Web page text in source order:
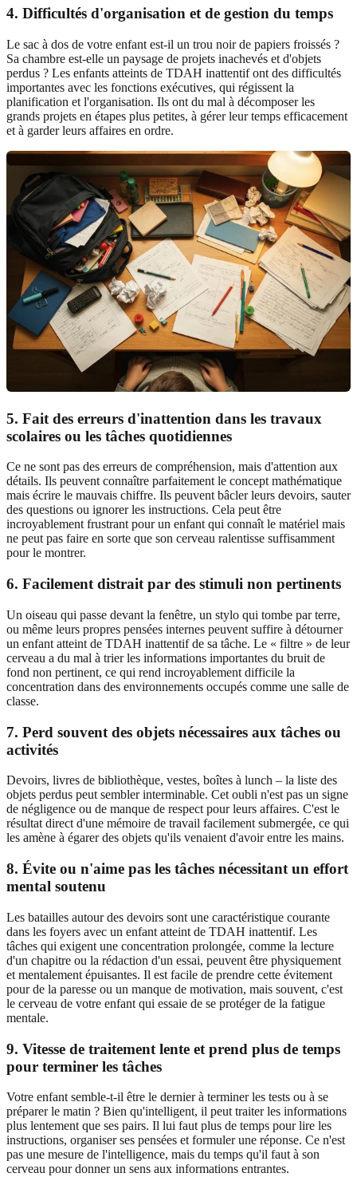
4. Difficultés d'organisation et de gestion du temps
Le sac à dos de votre enfant est-il un trou noir de papiers froissés ?
Sa chambre est-elle un paysage de projets inachevés et d'objets
perdus ? Les enfants atteints de TDAH inattentif ont des difficultés
importantes avec les fonctions exécutives, qui régissent la
planification et l'organisation. Ils ont du mal à décomposer les
grands projets en étapes plus petites, à gérer leur temps efficacement
et à garder leurs affaires en ordre.
5. Fait des erreurs d'inattention dans les travaux
scolaires ou les tâches quotidiennes
Ce ne sont pas des erreurs de compréhension, mais d'attention aux
détails. Ils peuvent connaître parfaitement le concept mathématique
mais écrire le mauvais chiffre. Ils peuvent bâcler leurs devoirs, sauter
des questions ou ignorer les instructions. Cela peut être
incroyablement frustrant pour un enfant qui connaît le matériel mais
ne peut pas faire en sorte que son cerveau ralentisse suffisamment
pour le montrer.
6. Facilement distrait par des stimuli non pertinents
Un oiseau qui passe devant la fenêtre, un stylo qui tombe par terre,
ou même leurs propres pensées internes peuvent suffire à détourner
un enfant atteint de TDAH inattentif de sa tâche. Le « filtre » de leur
cerveau a du mal à trier les informations importantes du bruit de
fond non pertinent, ce qui rend incroyablement difficile la
concentration dans des environnements occupés comme une salle de
classe.
7. Perd souvent des objets nécessaires aux tâches ou
activités
Devoirs, livres de bibliothèque, vestes, boîtes à lunch – la liste des
objets perdus peut sembler interminable. Cet oubli n'est pas un signe
de négligence ou de manque de respect pour leurs affaires. C'est le
résultat direct d'une mémoire de travail facilement submergée, ce qui
les amène à égarer des objets qu'ils venaient d'avoir entre les mains.
8. Évite ou n'aime pas les tâches nécessitant un effort
mental soutenu
Les batailles autour des devoirs sont une caractéristique courante
dans les foyers avec un enfant atteint de TDAH inattentif. Les
tâches qui exigent une concentration prolongée, comme la lecture
d'un chapitre ou la rédaction d'un essai, peuvent être physiquement
et mentalement épuisantes. Il est facile de prendre cette évitement
pour de la paresse ou un manque de motivation, mais souvent, c'est
le cerveau de votre enfant qui essaie de se protéger de la fatigue
mentale.
9. Vitesse de traitement lente et prend plus de temps
pour terminer les tâches
Votre enfant semble-t-il être le dernier à terminer les tests ou à se
préparer le matin ? Bien qu'intelligent, il peut traiter les informations
plus lentement que ses pairs. Il lui faut plus de temps pour lire les
instructions, organiser ses pensées et formuler une réponse. Ce n'est
pas une mesure de l'intelligence, mais du temps qu'il faut à son
cerveau pour donner un sens aux informations entrantes.